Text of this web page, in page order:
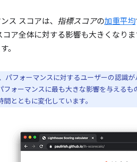
ス スコアは、 指標スコアの加重平均
コア全体に対する影響も大きくなり
。
パフォーマンスに対するユーザーの認識
フォーマンスに最も大きな影響を与える
とともに変化しています。